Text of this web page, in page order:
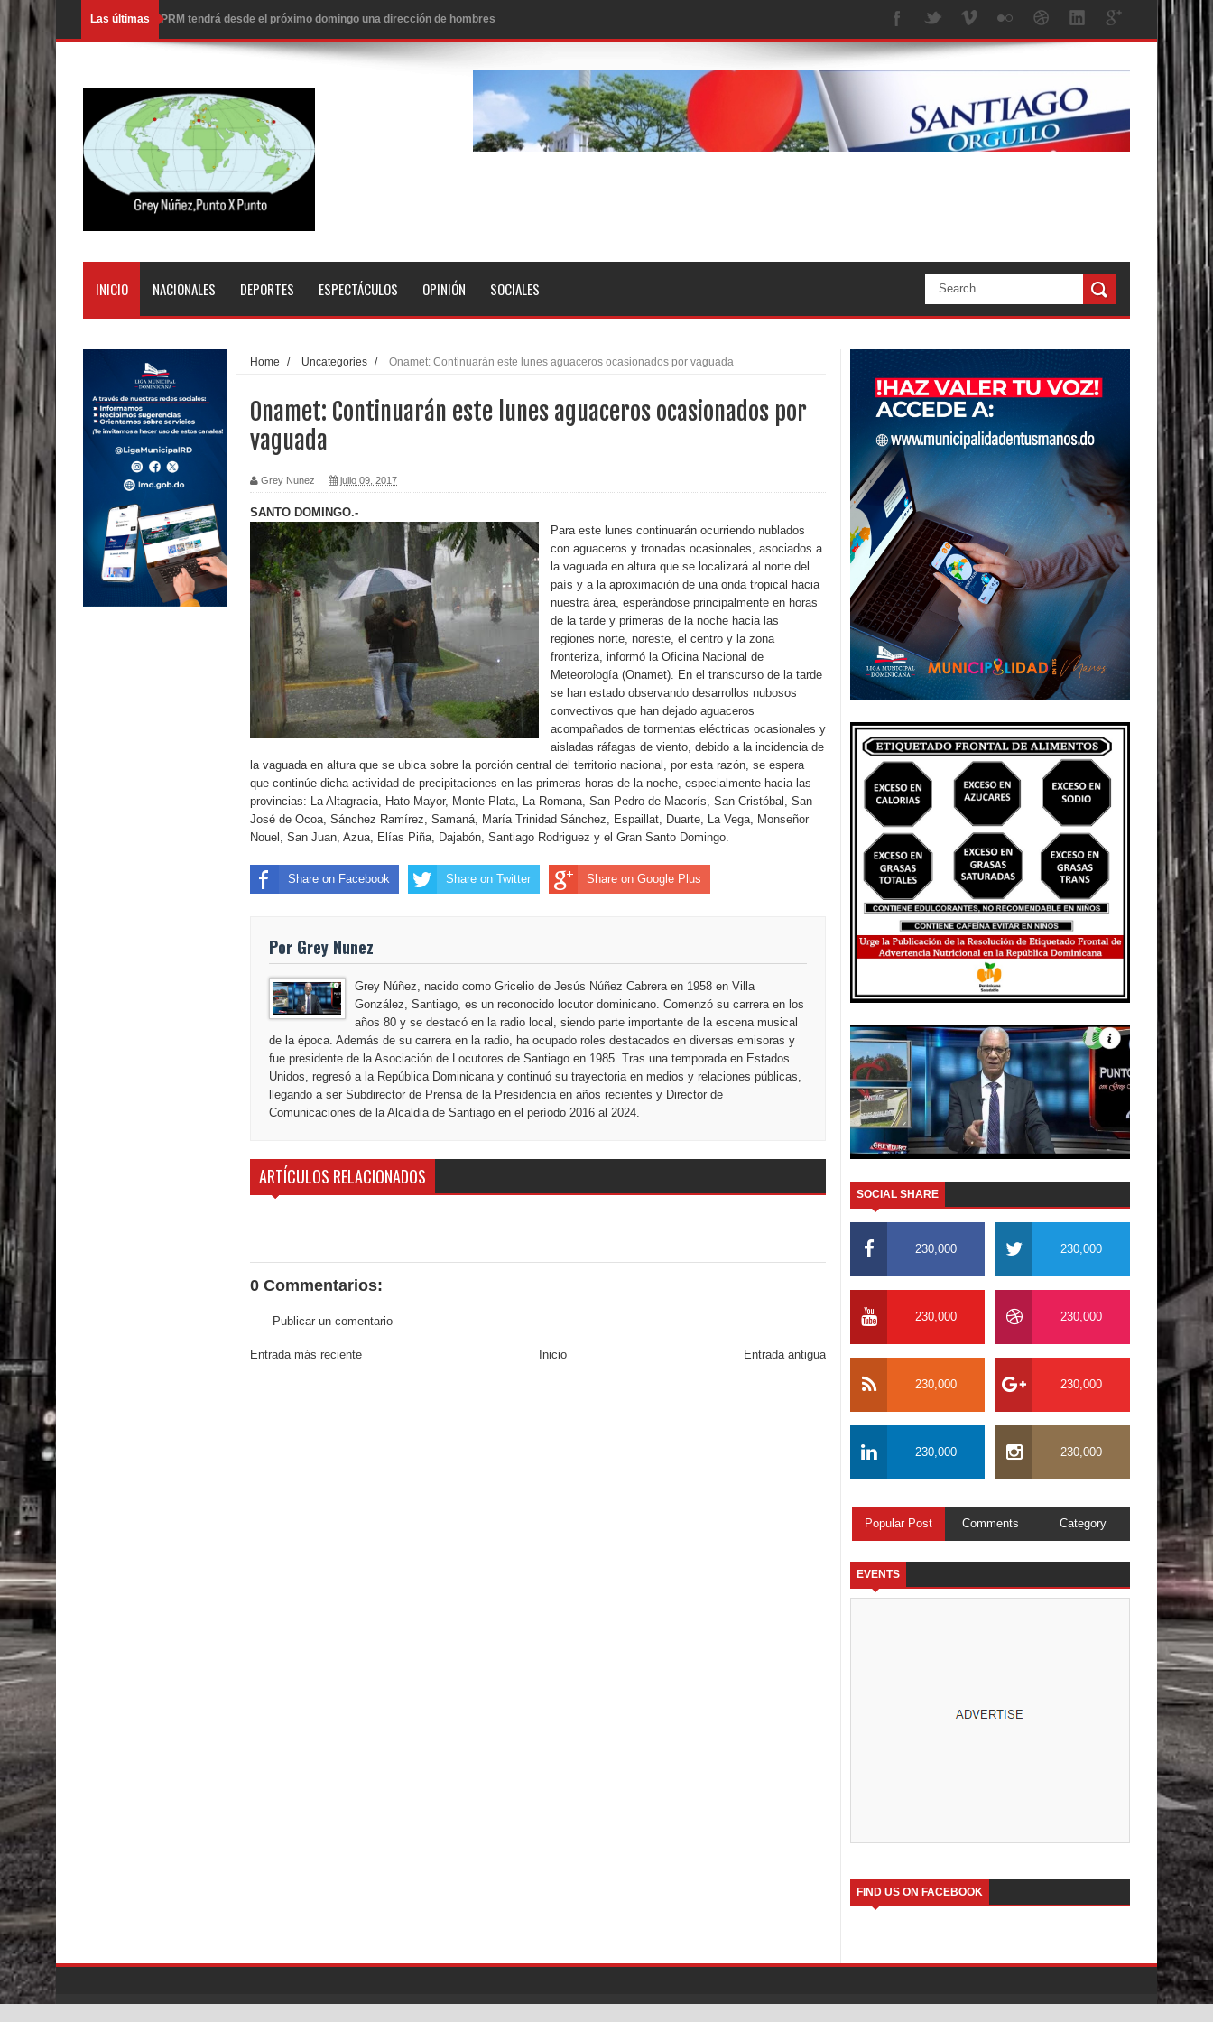
Las últimasNueva York aprueba ley para poner fin a la vida de personas con enfermedades terminales
Juan Luis Guerra cerrará los Juegos Centroamericanos SD 2026
En Santiago precio del botellón de agua sube a 90 pesos
Entre 20 y 40 inmigrantes al día son detenidos en los aeropuertos de EE.UU., según NBC
Belkis Concepción será intervenida por un delicado problema cardíaco
Abel Martínez llama a los dominicanos a unirse para sacar al PRM del Gobierno
PRM votará “por aclamación” a sus nuevas autoridades
El expresidente peruano Ollanta Humala queda en libertad tras la anulación de condena de 15 años por lavado
DIGEIG y Liga Municipal Dominicana impulsan nuevas metas de transparencia a través SISMAP municipal
La Fiscalía de Bolivia ordena la detención del expresidente Evo Morales
Calor extremo para este jueves en gran parte del territorio nacional
Miles de marroquíes cruzan la frontera en masa para entrar a España
TC declara inconstitucional decreto sobre horarios de venta de alcohol vigente desde 2006 y exige ley del
Congreso
Presidente LMD Víctor D´Aza supervisa obra relleno sanitario y se reúne con alcalde San Cristóbal
Un lunes trágico deja seis jóvenes muertos
Heridos y edificios colapsados tras terremoto de magnitud 7,1 en Japón
Poder Ejecutivo promulga modificaciones al nuevo Código Penal
Diputado Félix Michell Rodríguez reveló que con Presupuesto Complementario gobierno endeuda país con
El PRM tendrá desde el próximo domingo una dirección de hombres
INICIO NACIONALES DEPORTES ESPECTÁCULOS OPINIÓN SOCIALES
Home / Uncategories / Onamet: Continuarán este lunes aguaceros ocasionados por vaguada
Onamet: Continuarán este lunes aguaceros ocasionados por
vaguada
Grey Nunez julio 09, 2017
SANTO DOMINGO.-
Para este lunes continuarán ocurriendo nublados
con aguaceros y tronadas ocasionales, asociados a
la vaguada en altura que se localizará al norte del
país y a la aproximación de una onda tropical hacia
nuestra área, esperándose principalmente en horas
de la tarde y primeras de la noche hacia las
regiones norte, noreste, el centro y la zona
fronteriza, informó la Oficina Nacional de
Meteorología (Onamet). En el transcurso de la tarde
se han estado observando desarrollos nubosos
convectivos que han dejado aguaceros
acompañados de tormentas eléctricas ocasionales y
aisladas ráfagas de viento, debido a la incidencia de
la vaguada en altura que se ubica sobre la porción central del territorio nacional, por esta razón, se espera
que continúe dicha actividad de precipitaciones en las primeras horas de la noche, especialmente hacia las
provincias: La Altagracia, Hato Mayor, Monte Plata, La Romana, San Pedro de Macorís, San Cristóbal, San
José de Ocoa, Sánchez Ramírez, Samaná, María Trinidad Sánchez, Espaillat, Duarte, La Vega, Monseñor
Nouel, San Juan, Azua, Elías Piña, Dajabón, Santiago Rodriguez y el Gran Santo Domingo.
Share on Facebook Share on Twitter Share on Google Plus
Por Grey Nunez
Grey Núñez, nacido como Gricelio de Jesús Núñez Cabrera en 1958 en Villa
González, Santiago, es un reconocido locutor dominicano. Comenzó su carrera en los
años 80 y se destacó en la radio local, siendo parte importante de la escena musical
de la época. Además de su carrera en la radio, ha ocupado roles destacados en diversas emisoras y
fue presidente de la Asociación de Locutores de Santiago en 1985. Tras una temporada en Estados
Unidos, regresó a la República Dominicana y continuó su trayectoria en medios y relaciones públicas,
llegando a ser Subdirector de Prensa de la Presidencia en años recientes y Director de
Comunicaciones de la Alcaldia de Santiago en el período 2016 al 2024.
ARTÍCULOS RELACIONADOS
0 Commentarios:
Publicar un comentario
Entrada más reciente Entrada antigua
Inicio
SOCIAL SHARE
230,000 230,000
230,000 230,000
230,000 230,000
230,000 230,000
Popular Post Comments Category
EVENTS
FIND US ON FACEBOOK